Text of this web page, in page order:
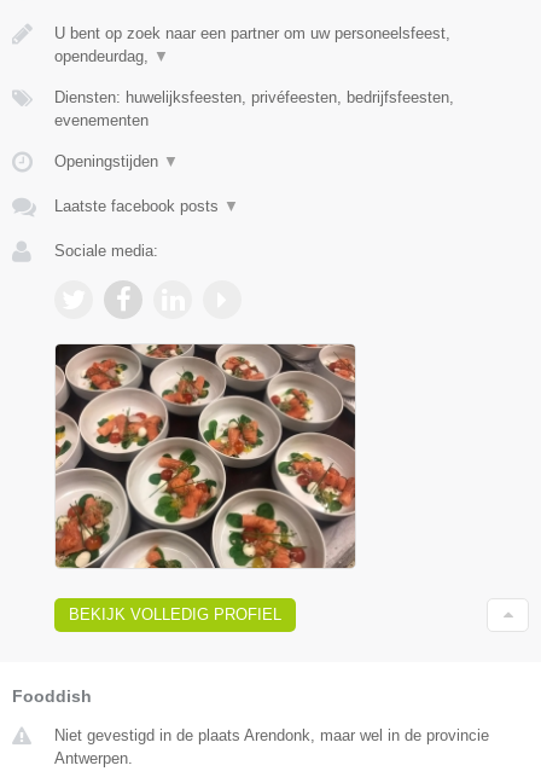
U bent op zoek naar een partner om uw personeelsfeest,
opendeurdag,
▼
Diensten: huwelijksfeesten, privéfeesten, bedrijfsfeesten,
evenementen
Openingstijden ▼
Laatste facebook posts ▼
Sociale media:
BEKIJK VOLLEDIG PROFIEL
Fooddish
Niet gevestigd in de plaats Arendonk, maar wel in de provincie
Antwerpen.